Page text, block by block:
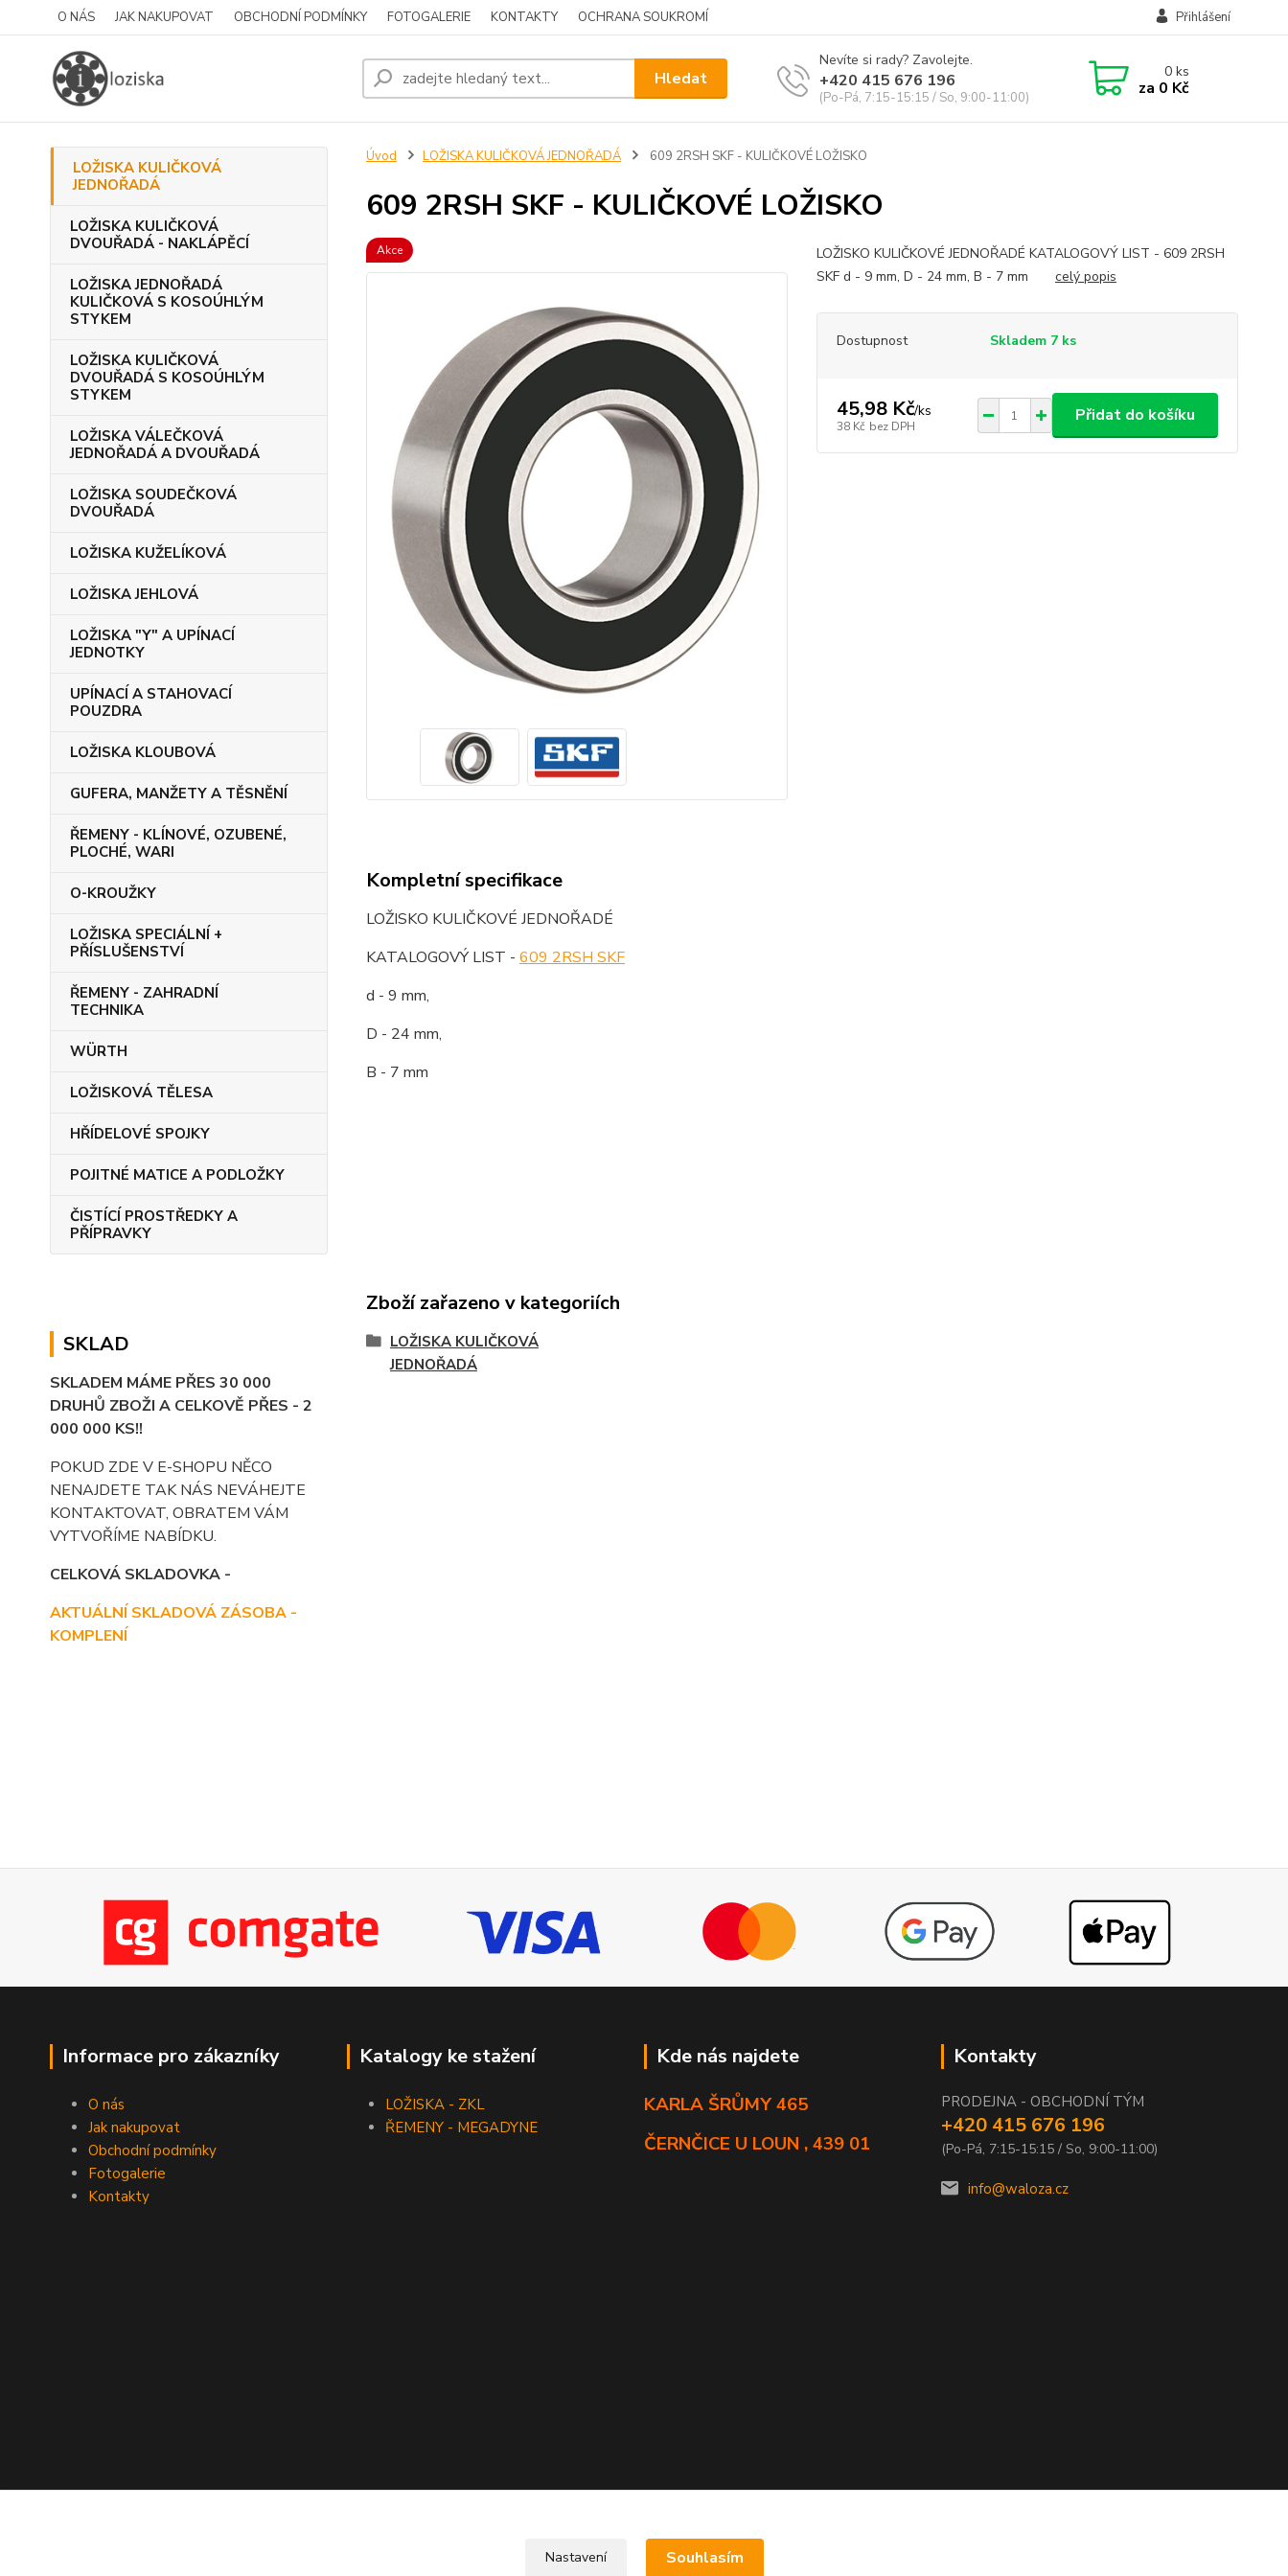
O NÁS JAK NAKUPOVAT OBCHODNÍ PODMÍNKY FOTOGALERIE KONTAKTY OCHRANA SOUKROMÍ Přihlášení
Hledat
Nevíte si rady? Zavolejte.
+420 415 676 196
(Po-Pá, 7:15-15:15 / So, 9:00-11:00)
0ks
za 0 Kč
LOŽISKA KULIČKOVÁ
JEDNOŘADÁ
LOŽISKA KULIČKOVÁ
DVOUŘADÁ - NAKLÁPĚCÍ
LOŽISKA JEDNOŘADÁ
KULIČKOVÁ S KOSOÚHLÝM
STYKEM
LOŽISKA KULIČKOVÁ
DVOUŘADÁ S KOSOÚHLÝM
STYKEM
LOŽISKA VÁLEČKOVÁ
JEDNOŘADÁ A DVOUŘADÁ
LOŽISKA SOUDEČKOVÁ
DVOUŘADÁ
LOŽISKA KUŽELÍKOVÁ
LOŽISKA JEHLOVÁ
LOŽISKA "Y" A UPÍNACÍ
JEDNOTKY
UPÍNACÍ A STAHOVACÍ
POUZDRA
LOŽISKA KLOUBOVÁ
GUFERA, MANŽETY A TĚSNĚNÍ
ŘEMENY - KLÍNOVÉ, OZUBENÉ,
PLOCHÉ, WARI
O-KROUŽKY
LOŽISKA SPECIÁLNÍ +
PŘÍSLUŠENSTVÍ
ŘEMENY - ZAHRADNÍ
TECHNIKA
WÜRTH
LOŽISKOVÁ TĚLESA
HŘÍDELOVÉ SPOJKY
POJITNÉ MATICE A PODLOŽKY
ČISTÍCÍ PROSTŘEDKY A
PŘÍPRAVKY
SKLAD
SKLADEM MÁME PŘES 30 000
DRUHŮ ZBOŽI A CELKOVĚ PŘES - 2
000 000 KS!!
POKUD ZDE V E-SHOPU NĚCO
NENAJDETE TAK NÁS NEVÁHEJTE
KONTAKTOVAT, OBRATEM VÁM
VYTVOŘÍME NABÍDKU.
CELKOVÁ SKLADOVKA -
AKTUÁLNÍ SKLADOVÁ ZÁSOBA -
KOMPLENÍ
Úvod LOŽISKA KULIČKOVÁ JEDNOŘADÁ 609 2RSH SKF - KULIČKOVÉ LOŽISKO
609 2RSH SKF - KULIČKOVÉ LOŽISKO
Akce
LOŽISKO KULIČKOVÉ JEDNOŘADÉ KATALOGOVÝ LIST - 609 2RSH
SKF d - 9 mm, D - 24 mm, B - 7 mm celý popis
Dostupnost Skladem 7 ks
45,98 Kč/ks
38 Kč bez DPH
Přidat do košíku
Kompletní specifikace
LOŽISKO KULIČKOVÉ JEDNOŘADÉ
KATALOGOVÝ LIST - 609 2RSH SKF
d - 9 mm,
D - 24 mm,
B - 7 mm
Zboží zařazeno v kategoriích
LOŽISKA KULIČKOVÁ
JEDNOŘADÁ
Informace pro zákazníky
O nás
Jak nakupovat
Obchodní podmínky
Fotogalerie
Kontakty
Katalogy ke stažení
LOŽISKA - ZKL
ŘEMENY - MEGADYNE
Kde nás najdete
KARLA ŠRŮMY 465
ČERNČICE U LOUN , 439 01
Kontakty
PRODEJNA - OBCHODNÍ TÝM
+420 415 676 196
(Po-Pá, 7:15-15:15 / So, 9:00-11:00)
info@waloza.cz
Nastavení Souhlasím